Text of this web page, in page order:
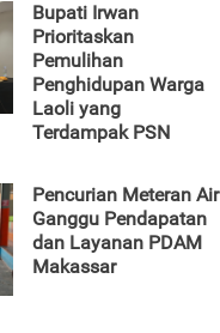
Bupati Irwan
Prioritaskan
Pemulihan
Penghidupan Warga
Laoli yang
Terdampak PSN
Pencurian Meteran Air
Ganggu Pendapatan
dan Layanan PDAM
Makassar